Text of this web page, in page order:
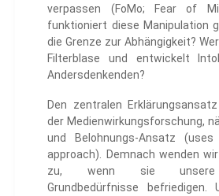
verpassen (FoMo; Fear of
funktioniert diese Manipulation
die Grenze zur Abhängigkeit?
Filterblase und entwickelt
Andersdenkenden?
Den zentralen
der Medienwirkungsforschung,
und Belohnungs-Ansatz
approach). Demnach wenden
zu, wenn sie unsere
Grundbedürfnisse befriedigen.